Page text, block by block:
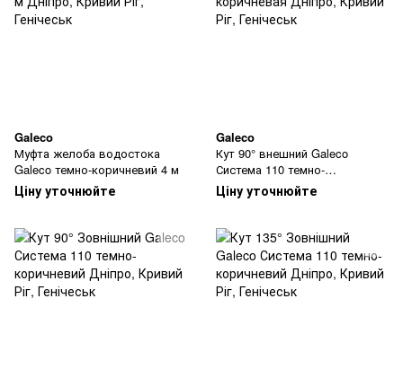
Galeco
Муфта желоба водостока
Galeco темно-коричневий 4 м
Ціну уточнюйте
Galeco
Кут 90° внешний Galeco
Система 110 темно-
коричневая
Ціну уточнюйте